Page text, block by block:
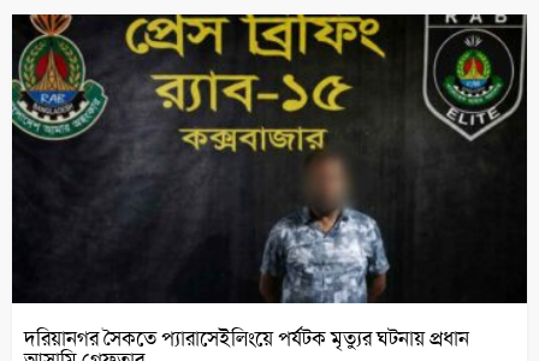
দরিয়ানগর সৈকতে প্যারাসেইলিংয়ে পর্যটক মৃত্যুর ঘটনায় প্রধান